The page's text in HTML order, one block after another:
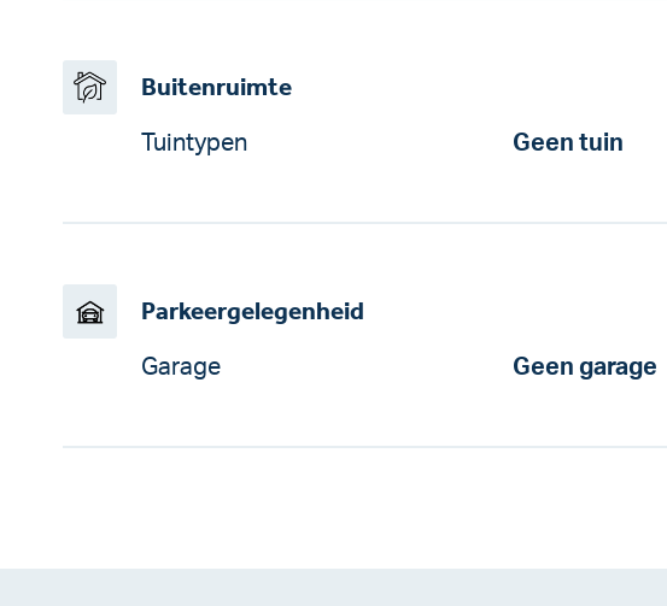
Buitenruimte
Tuintypen Geen tuin
Parkeergelegenheid
Garage Geen garage